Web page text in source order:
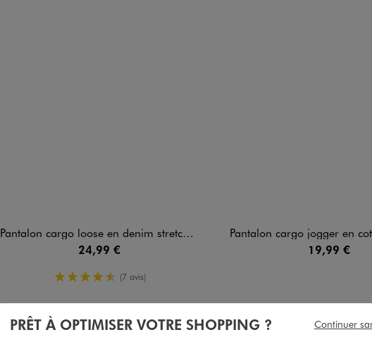
Pantalon cargo loose en denim stretch coloré garçon
24,99 €
4.5/5 de moyenne
(7 avis)
Pantalon cargo jogger en coton stretch à taille
19,99 €
PRÊT À OPTIMISER VOTRE SHOPPING ? Continuer